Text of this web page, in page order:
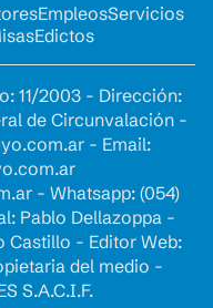
EmpleosServicios
Edictos
11/2003 - Dirección:
de Circunvalación -
- Email:
- Whatsapp: (054)
Pablo Dellazoppa -
Castillo - Editor Web:
del medio -
S.A.C.I.F.